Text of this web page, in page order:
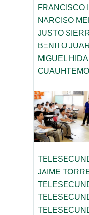
FRANCISCO
NARCISO
JUSTO
BENITO
MIGUEL
JAIME